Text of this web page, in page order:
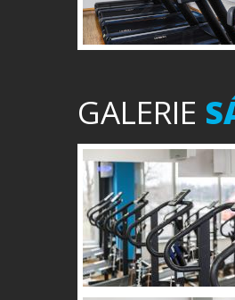
GALERIE
Předchozí